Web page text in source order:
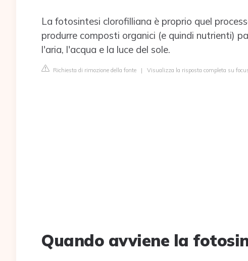
La fotosintesi clorofilliana è proprio quel
produrre composti organici (e quindi nutrienti)
l'aria, l'acqua e la luce del sole.
Richiesta di rimozione della fonte | Visualizza la risposta completa su
Quando avviene la